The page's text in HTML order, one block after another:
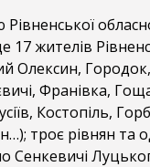
17 жителів
Олексин,
Франівка,
Костопіль,
троє рівнян та
Сенкевичі